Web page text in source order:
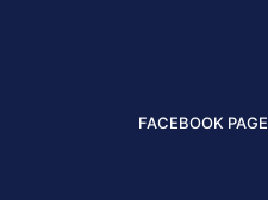
FACEBOOK PAGE